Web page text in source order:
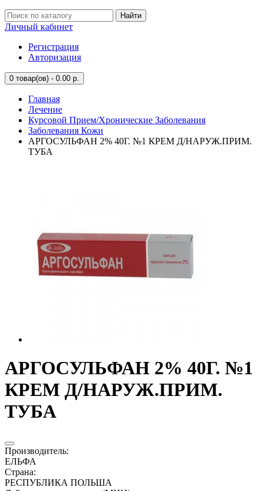
Найти
Личный кабинет
Регистрация
Авторизация
0 товар(ов) - 0.00 р.
Главная
Лечение
Курсовой Прием/Хронические Заболевания
Заболевания Кожи
АРГОСУЛЬФАН 2% 40Г. №1 КРЕМ Д/НАРУЖ.ПРИМ.
ТУБА
АРГОСУЛЬФАН 2% 40Г. №1
КРЕМ Д/НАРУЖ.ПРИМ.
ТУБА
Производитель:
ЕЛЬФА
Страна:
РЕСПУБЛИКА ПОЛЬША